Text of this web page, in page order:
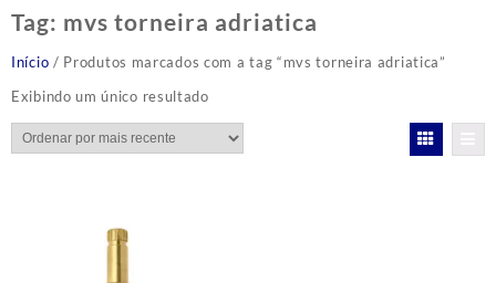
Tag: mvs torneira adriatica
Início / Produtos marcados com a tag “mvs torneira adriatica”
Exibindo um único resultado